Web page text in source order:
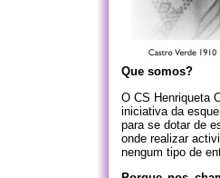
Que somos?
O CS Henriqueta
iniciativa da
para se dotar de
onde realizar
nengum tipo de